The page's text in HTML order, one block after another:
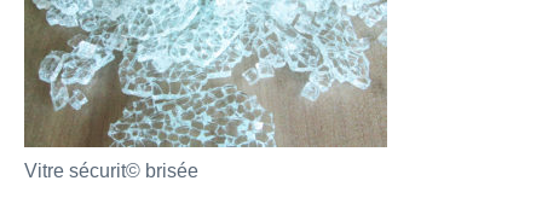
Vitre sécurit© brisée